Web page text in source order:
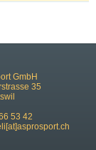
GmbH
35
53 42